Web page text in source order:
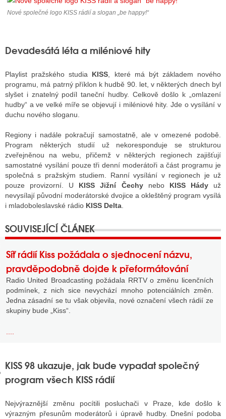
TELEVIZE
VYSÍLAČE
INTERNET
RÁDIA
STRÁNKY RÁDIÍ
STRÁNKY TV
TISK
STÁT BLOGEREM
BLOGERA
STARŠÍCH DISKUZÍ
Nové společné logo KISS rádií a slogan „be happy!“
Devadesátá léta a miléniové hity
Playlist pražského studia KISS , které má být základem nového
programu, má patrný příklon k hudbě 90. let, v některých dnech byl
slyšet i znatelný podíl taneční hudby. Celkově došlo k „omlazení
hudby“ a ve velké míře se objevují i miléniové hity. Jde o vysílání v
duchu nového sloganu.
Regiony i nadále pokračují samostatně, ale v omezené podobě.
Program některých studií už nekoresponduje se strukturou
zveřejněnou na webu, přičemž v některých regionech zajišťují
samostatné vysílání pouze tři denní moderátoři a část programu je
společná s pražským studiem. Ranní vysílání v regionech je už
pouze provizorní. U KISS Jižní Čechynebo KISS Hádyuž
nevysílají původní moderátorské dvojice a okleštěný program vysílá
i mladoboleslavské rádio KISS Delta
Síť rádií Kiss požádala o sjednocení názvu,
pravděpodobně dojde k přeformátování
Radio United Broadcasting požádala RRTV o změnu licenčních
podmínek, z nich sice nevychází mnoho potenciálních změn.
Jedna zásadní se tu však objevila, nové označení všech rádií ze
skupiny bude „Kiss“.
KISS 98 ukazuje, jak bude vypadat společný
program všech KISS rádií
Nejvýraznější změnu pocítili posluchači v Praze, kde došlo k
výrazným přesunům moderátorů i úpravě hudby. Dnešní podoba